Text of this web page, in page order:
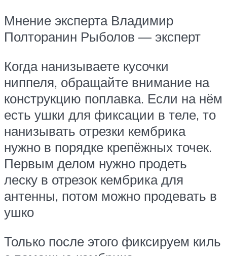
Мнение эксперта Владимир
Полторанин Рыболов — эксперт
Когда нанизываете кусочки
ниппеля, обращайте внимание на
конструкцию поплавка. Если на нём
есть ушки для фиксации в теле, то
нанизывать отрезки кембрика
нужно в порядке крепёжных точек.
Первым делом нужно продеть
леску в отрезок кембрика для
антенны, потом можно продевать в
ушко
Только после этого фиксируем киль